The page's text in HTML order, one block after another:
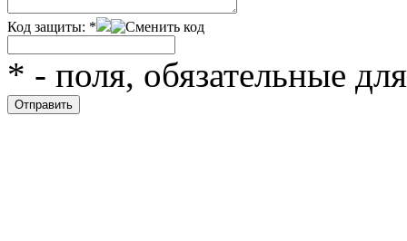
Код защиты: *
* - поля, обязательные